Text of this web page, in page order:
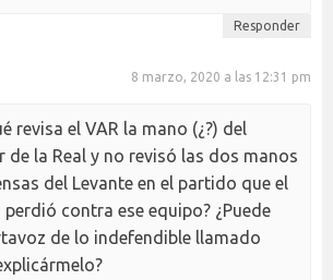
Responder
8 marzo, 2020 a las 12:31 pm
revisa el VAR la mano (¿?) del
de la Real y no revisó las dos manos
del Levante en el partido que el
contra ese equipo? ¿Puede
de lo indefendible llamado